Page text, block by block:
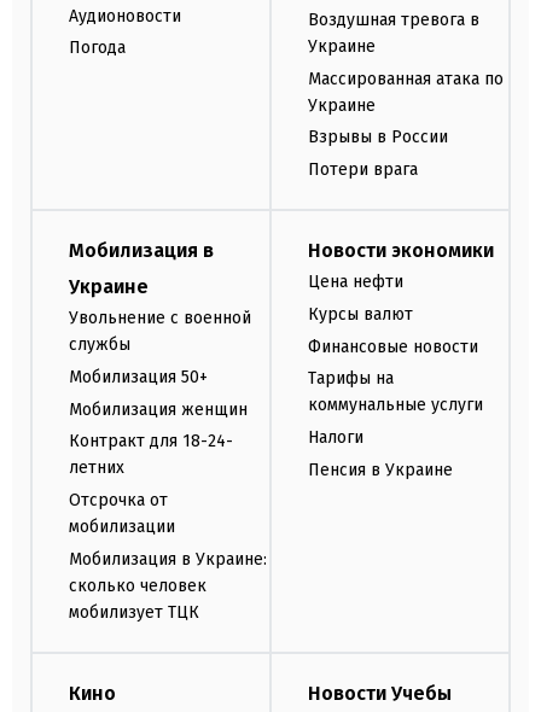
Аудионовости
Погода
Воздушная тревога в
Украине
Массированная атака по
Украине
Взрывы в России
Потери врага
Мобилизация в
Украине
Увольнение с военной
службы
Мобилизация 50+
Мобилизация женщин
Контракт для 18-24-
летних
Отсрочка от
мобилизации
Мобилизация в Украине:
сколько человек
мобилизует ТЦК
Новости экономики
Цена нефти
Курсы валют
Финансовые новости
Тарифы на
коммунальные услуги
Налоги
Пенсия в Украине
Кино Новости Учебы